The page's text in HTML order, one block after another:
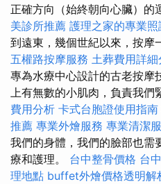
正確方向（始終朝向心臟）的
美診所推薦 護理之家的專業照
到遠東，幾個世紀以來，按摩
五權路按摩服務 土葬費用詳
專為水療中心設計的古老按摩
上有無數的小肌肉，負責我們
費用分析 卡式台胞證使用指南
推薦 專業外燴服務 專業清潔
我們的身體，我們的臉部也需
療和護理。 台中整骨價格 台
理地點 buffet外燴價格透明解